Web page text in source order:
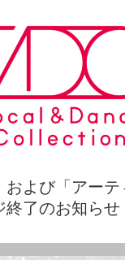
および「アー
了のお知らせ